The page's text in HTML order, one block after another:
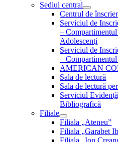
Sediul central
Centrul de
Serviciul de
–
Adolescenţi
Serviciul de
–
AMERICAN
Sala de lectură
Sala de lectură
Serviciul
Bibliografică
Filiale
Filiala „Ateneu”
Filiala „Garabet